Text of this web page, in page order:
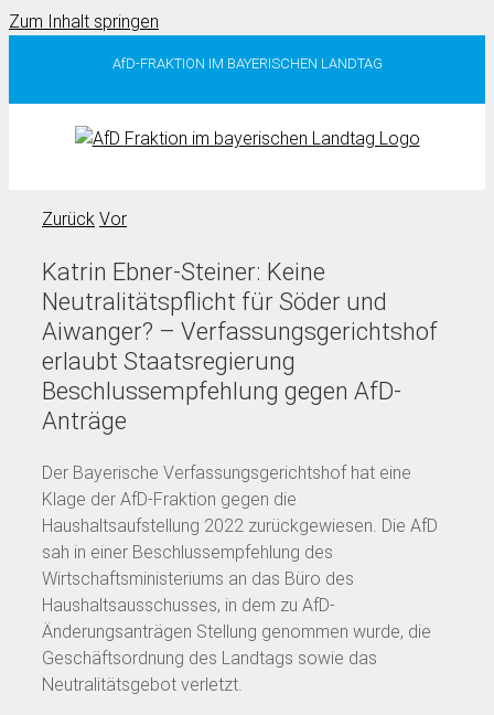
Zum Inhalt springen
AfD-FRAKTION IM BAYERISCHEN LANDTAG
Zurück Vor
Katrin Ebner-Steiner: Keine
Neutralitätspflicht für Söder und
Aiwanger? – Verfassungsgerichtshof
erlaubt Staatsregierung
Beschlussempfehlung gegen AfD-
Anträge
Der Bayerische Verfassungsgerichtshof hat eine
Klage der AfD-Fraktion gegen die
Haushaltsaufstellung 2022 zurückgewiesen. Die AfD
sah in einer Beschlussempfehlung des
Wirtschaftsministeriums an das Büro des
Haushaltsausschusses, in dem zu AfD-
Änderungsanträgen Stellung genommen wurde, die
Geschäftsordnung des Landtags sowie das
Neutralitätsgebot verletzt.